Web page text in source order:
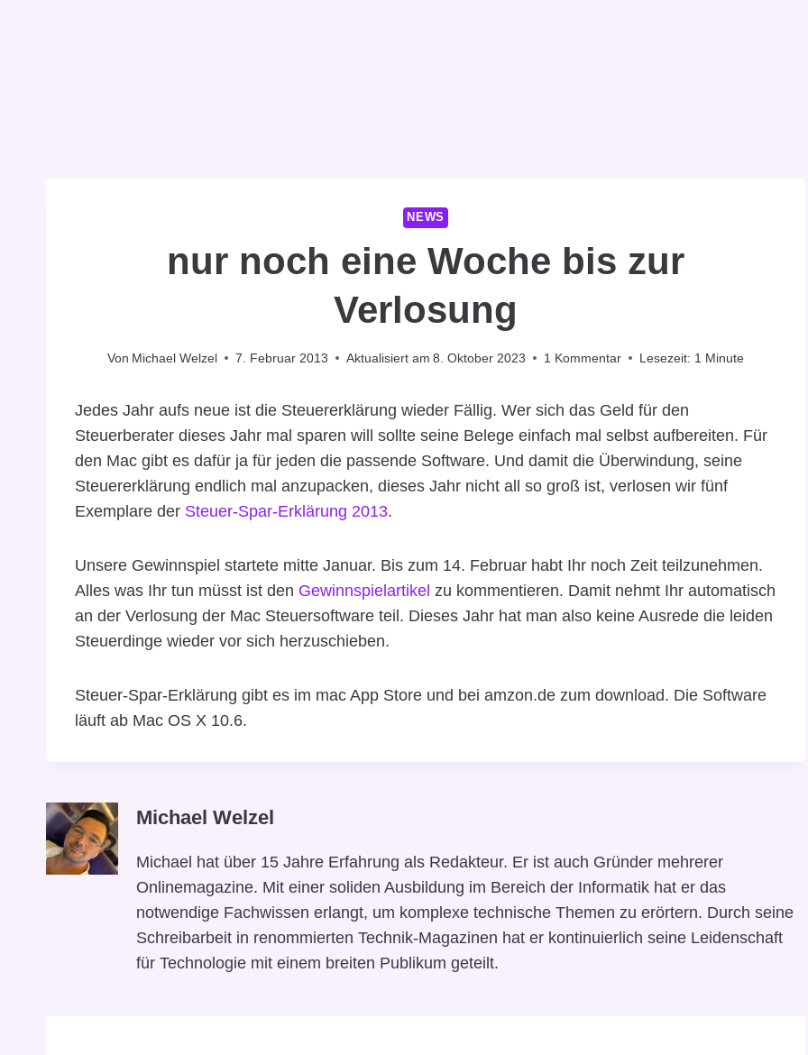
NEWS
nur noch eine Woche bis zur
Verlosung
Von Michael Welzel 7. Februar 2013 Aktualisiert am 8. Oktober 2023 1 Kommentar Lesezeit: 1 Minute
Jedes Jahr aufs neue ist die Steuererklärung wieder Fällig. Wer sich das Geld für den
Steuerberater dieses Jahr mal sparen will sollte seine Belege einfach mal selbst aufbereiten. Für
den Mac gibt es dafür ja für jeden die passende Software. Und damit die Überwindung, seine
Steuererklärung endlich mal anzupacken, dieses Jahr nicht all so groß ist, verlosen wir fünf
Exemplare der Steuer-Spar-Erklärung 2013.
Unsere Gewinnspiel startete mitte Januar. Bis zum 14. Februar habt Ihr noch Zeit teilzunehmen.
Alles was Ihr tun müsst ist den Gewinnspielartikel zu kommentieren. Damit nehmt Ihr automatisch
an der Verlosung der Mac Steuersoftware teil. Dieses Jahr hat man also keine Ausrede die leiden
Steuerdinge wieder vor sich herzuschieben.
Steuer-Spar-Erklärung gibt es im mac App Store und bei amzon.de zum download. Die Software
läuft ab Mac OS X 10.6.
Michael Welzel
Michael hat über 15 Jahre Erfahrung als Redakteur. Er ist auch Gründer mehrerer
Onlinemagazine. Mit einer soliden Ausbildung im Bereich der Informatik hat er das
notwendige Fachwissen erlangt, um komplexe technische Themen zu erörtern. Durch seine
Schreibarbeit in renommierten Technik-Magazinen hat er kontinuierlich seine Leidenschaft
für Technologie mit einem breiten Publikum geteilt.